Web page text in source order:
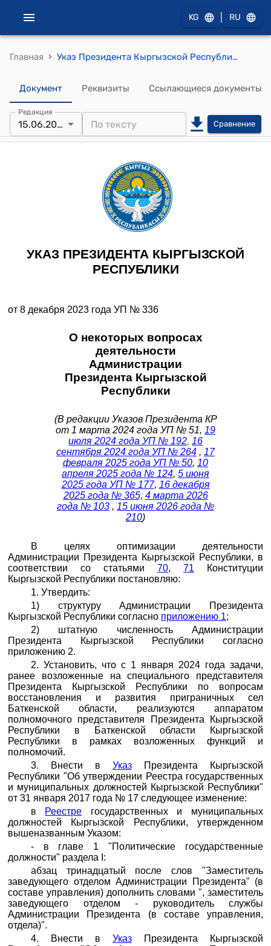
KG RU
Главная › Указ Президента Кыргызской Республики от 8 декабря 2023 года УП № 336 "О некоторых вопросах деятельности Администрации Президента Кыргызской Республики"
Документ Реквизиты Ссылающиеся документы
Редакция
15.06.2026 Сравнение